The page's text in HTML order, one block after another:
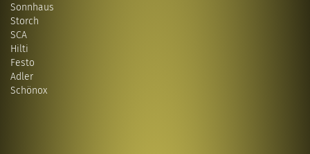
Sonnhaus
Storch
SCA
Hilti
Festo
Adler
Schönox